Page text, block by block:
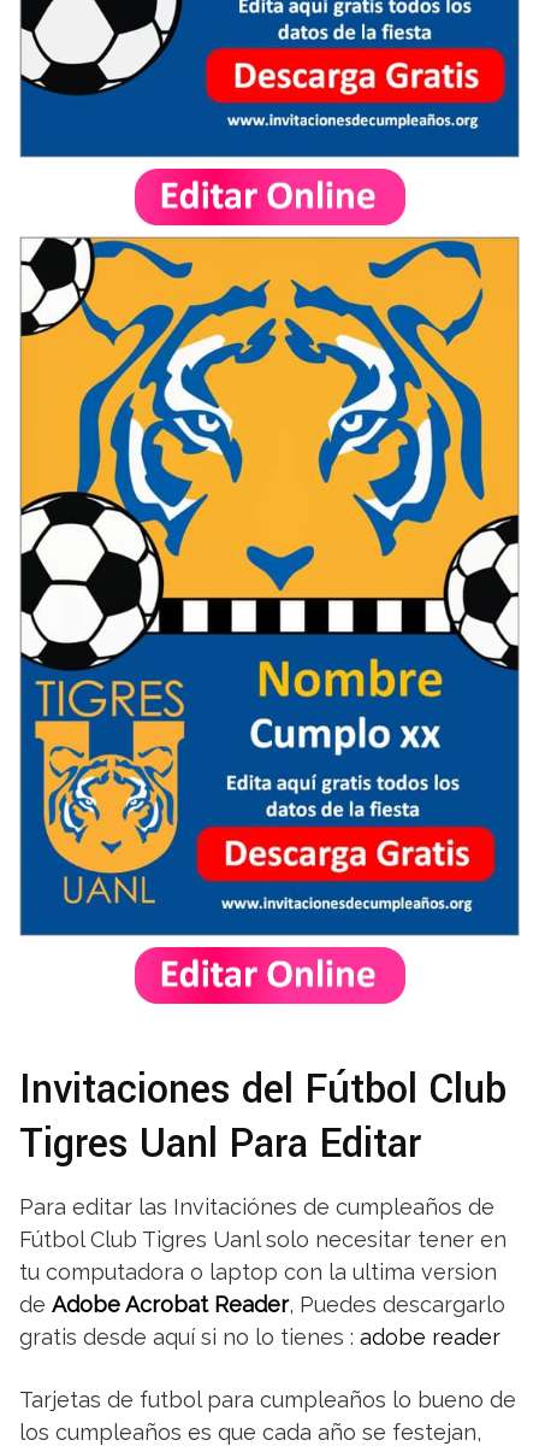
Invitaciones del Fútbol Club
Tigres Uanl Para Editar
Para editar las Invitaciónes de cumpleaños de
Fútbol Club Tigres Uanl solo necesitar tener en
tu computadora o laptop con la ultima version
de Adobe Acrobat Reader, Puedes descargarlo
gratis desde aquí si no lo tienes : adobe reader
Tarjetas de futbol para cumpleaños lo bueno de
los cumpleaños es que cada año se festejan,